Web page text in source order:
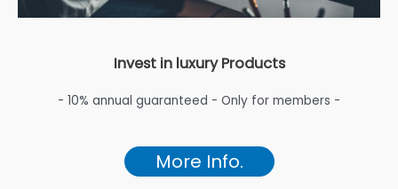
Invest in luxury Products
- 10% annual guaranteed - Only for members -
More Info.